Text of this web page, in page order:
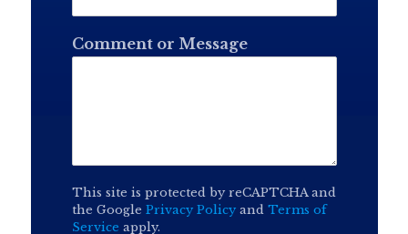
Comment or Message
This site is protected by reCAPTCHA and
the Google Privacy Policyand Terms of
Service apply.